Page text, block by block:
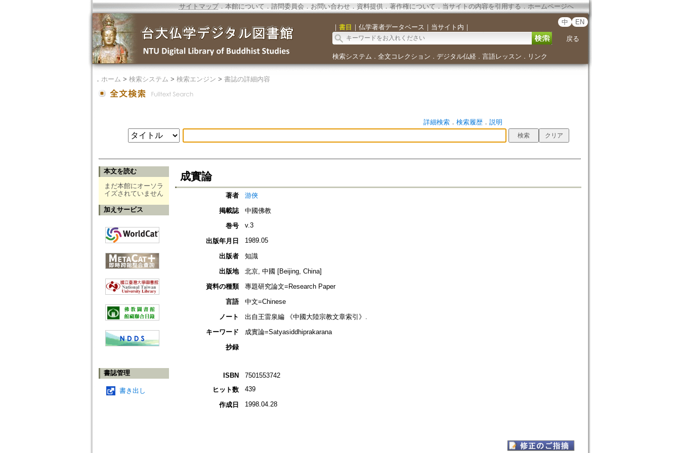
サイトマップ．本館について ． 諮問委員会． お問い合わせ． 資料提供． 著作権について．当サイトの内容を引用する ． ホームページへ
｜ 書目 ｜ 仏学著者データベース ｜ 当サイト内 ｜
中 EN
戻る
検索システム ． 全文コレクション ． デジタル仏経． 言語レッスン ． リンク
． ホーム > 検索システム > 検索エンジン > 書誌の詳細内容
詳細検索． 検索履歴． 説明
本文を読む
まだ本館にオーソラ
イズされていません
加えサービス
書誌管理
書き出し
成實論
著者
游俠
掲載誌
中國佛教
巻号
v.3
出版年月日 1989.05
出版者
知識
出版地
北京, 中國 [Beijing, China]
資料の種類
專題研究論文=Research Paper
言語
中文=Chinese
ノート
出自王雷泉編 《中國大陸宗教文章索引》.
キーワード
成實論=Satyasiddhiprakarana
抄録
ISBN
7501553742
ヒット数
439
作成日 1998.04.28